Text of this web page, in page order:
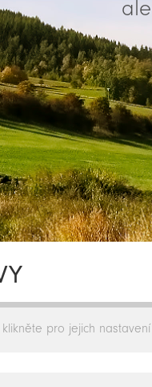
klikněte pro jejich nastavení